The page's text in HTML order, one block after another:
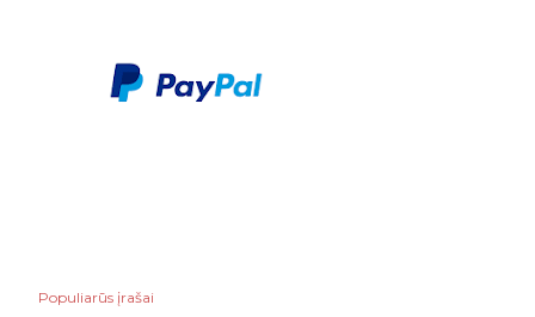
Populiarūs įrašai